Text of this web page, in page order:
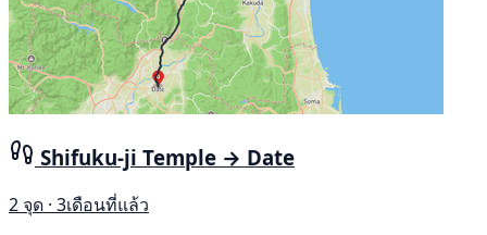
Shifuku-ji Temple → Date
2 จุด · 3เดือนที่แล้ว